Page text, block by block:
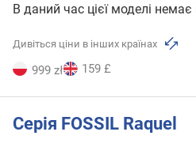
В даний час цієї моделі
Дивіться ціни в інших країнах
999 zł 159 £
Серія FOSSIL Raquel